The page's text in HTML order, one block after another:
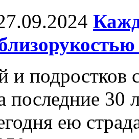
и подростков
последние 30
ею